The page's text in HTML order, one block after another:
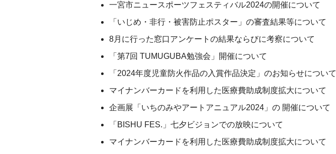
一宮市ニュースポーツフェスティバル2024の開催について
「いじめ・非行・被害防止ポスター」の審査結果等について
8月に行った窓口アンケートの結果ならびに考察について
「第7回 TUMUGUBA勉強会」開催について
「2024年度児童防火作品の入賞作品決定」のお知らせについて
マイナンバーカードを利用した医療費助成制度拡大について
企画展「いちのみやアートアニュアル2024」の 開催について
「BISHU FES.」七夕ビジョンでの放映について
マイナンバーカードを利用した医療費助成制度拡大について